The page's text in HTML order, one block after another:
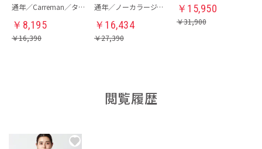
通年／Carreman／タイトスカート
￥ 8,195
￥16,390
通年／ノーカラージャケット
￥ 16,434
￥27,390
￥ 15,950
￥31,900
閲覧履歴